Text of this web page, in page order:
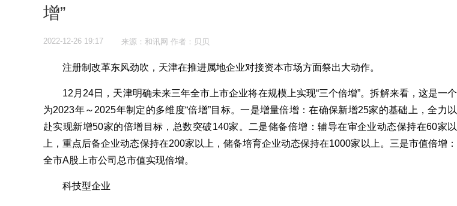
增”
2022-12-26 19:17 来源：和讯网 作者：贝贝
注册制改革东风劲吹，天津在推进属地企业对接资本市场方面祭出大动作。
12月24日，天津明确未来三年全市上市企业将在规模上实现“三个倍增”。拆解来看，这是一个
为2023年～2025年制定的多维度“倍增”目标。一是增量倍增：在确保新增25家的基础上，全力以
赴实现新增50家的倍增目标，总数突破140家。二是储备倍增：辅导在审企业动态保持在60家以
上，重点后备企业动态保持在200家以上，储备培育企业动态保持在1000家以上。三是市值倍增：
全市A股上市公司总市值实现倍增。
科技型企业